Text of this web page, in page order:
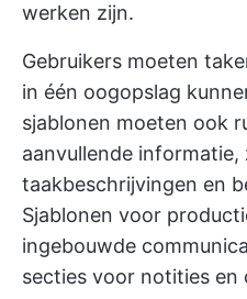
werken zijn.
Gebruikers moeten
in één oogopslag
sjablonen moeten ook
aanvullende informatie,
taakbeschrijvingen en
Sjablonen voor
ingebouwde
secties voor notities en